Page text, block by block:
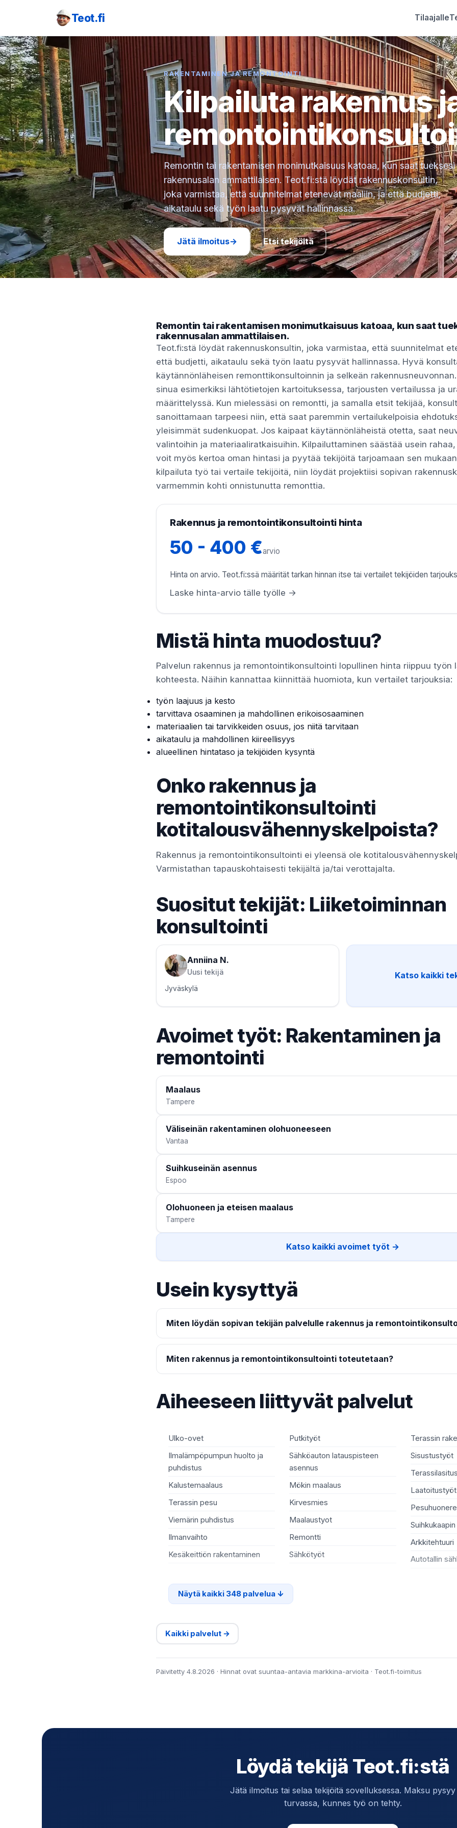
Teot.fi Tilaajalle
RAKENTAMINEN JA REMONTOINTI
Kilpailuta rakennus
Remontin tai rakentamisen monimutkaisuus katoaa, kun saat tueksesi
rakennusalan ammattilaisen. Teot.fi:stä löydät rakennuskonsultin,
joka varmistaa, että suunnitelmat etenevät maaliin, ja että budjetti,
aikataulu sekä työn laatu pysyvät hallinnassa.
Jätä ilmoitus→ Etsi tekijöitä
Remontin tai rakentamisen monimutkaisuus katoaa, kun saat
rakennusalan ammattilaisen.
Teot.fi:stä löydät rakennuskonsultin, joka varmistaa, että suunnitelmat
että budjetti, aikataulu sekä työn laatu pysyvät hallinnassa. Hyvä
käytännönläheisen remonttikonsultoinnin ja selkeän
sinua esimerkiksi lähtötietojen kartoituksessa, tarjousten vertailussa ja
määrittelyssä. Kun mielessäsi on remontti, ja samalla etsit tekijää,
sanoittamaan tarpeesi niin, että saat paremmin vertailukelpoisia
yleisimmät sudenkuopat. Jos kaipaat käytännönläheistä otetta, saat
valintoihin ja materiaaliratkaisuihin. Kilpailuttaminen säästää usein
voit myös kertoa oman hintasi ja pyytää tekijöitä tarjoamaan sen
kilpailuta työ tai vertaile tekijöitä, niin löydät projektiisi sopivan
varmemmin kohti onnistunutta remonttia.
Rakennus ja remontointikonsultointi hinta
50 - 400 €arvio
Hinta on arvio. Teot.fi:ssä määrität tarkan hinnan itse tai vertailet tekijöiden
Laske hinta-arvio tälle työlle →
Mistä hinta muodostuu?
Palvelun rakennus ja remontointikonsultointi lopullinen hinta riippuu työn
kohteesta. Näihin kannattaa kiinnittää huomiota, kun vertailet tarjouksia:
työn laajuus ja kesto
tarvittava osaaminen ja mahdollinen erikoisosaaminen
materiaalien tai tarvikkeiden osuus, jos niitä tarvitaan
aikataulu ja mahdollinen kiireellisyys
alueellinen hintataso ja tekijöiden kysyntä
Onko rakennus ja
remontointikonsultointi
kotitalousvähennyskelpoista?
Rakennus ja remontointikonsultointi ei yleensä ole
Varmistathan tapauskohtaisesti tekijältä ja/tai verottajalta.
Suositut tekijät: Liiketoiminnan
konsultointi
Anniina N.
Uusi tekijä
Jyväskylä
Katso kaikki
Avoimet työt: Rakentaminen ja
remontointi
Maalaus
Tampere
Väliseinän rakentaminen olohuoneeseen
Vantaa
Suihkuseinän asennus
Espoo
Olohuoneen ja eteisen maalaus
Tampere
Katso kaikki avoimet työt →
Usein kysyttyä
Miten löydän sopivan tekijän palvelulle rakennus ja
Miten rakennus ja remontointikonsultointi toteutetaan?
Aiheeseen liittyvät palvelut
Ulko-ovet
Ilmalämpöpumpun huolto ja
puhdistus
Kalustemaalaus
Terassin pesu
Viemärin puhdistus
Ilmanvaihto
Kesäkeittiön rakentaminen
Putkityöt
Sähköauton latauspisteen
asennus
Mökin maalaus
Kirvesmies
Maalaustyot
Remontti
Sähkötyöt
Terassin
Sisustustyöt
Terassilasitus
Laatoitustyöt
Arkkitehtuuri
Autotallin
Näytä kaikki 348 palvelua
Kaikki palvelut →
Päivitetty 4.8.2026 · Hinnat ovat suuntaa-antavia markkina-arvioita · Teot.fi-toimitus
Löydä tekijä Teot.fi:stä
Jätä ilmoitus tai selaa tekijöitä sovelluksessa. Maksu pysyy
turvassa, kunnes työ on tehty.